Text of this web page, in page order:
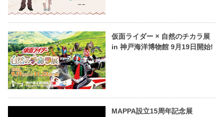
仮面ライダー × 自然のチカラ展
in 神戸海洋博物館 9月19日開始!
MAPPA設立15周年記念展